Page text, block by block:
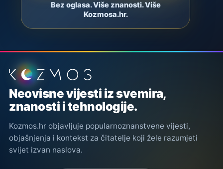
Bez oglasa. Više znanosti. Više
Kozmosa.hr.
Podnožje stranice
Neovisne vijesti iz svemira,
znanosti i tehnologije.
Kozmos.hr objavljuje popularnoznanstvene vijesti,
objašnjenja i kontekst za čitatelje koji žele razumjeti
svijet izvan naslova.